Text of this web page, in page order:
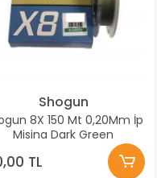
Shogun
8X 150 Mt 0,20Mm İp
Misina Dark Green
TL